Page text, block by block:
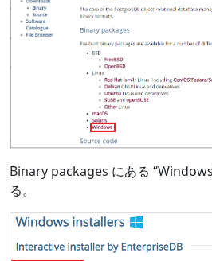
Binary packages にある
る。